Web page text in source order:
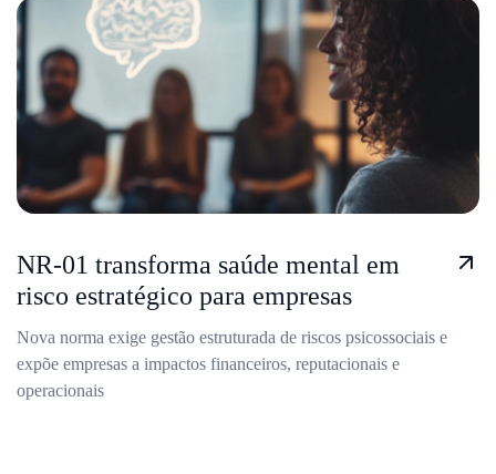
NR-01 transforma saúde mental em
risco estratégico para empresas
Nova norma exige gestão estruturada de riscos psicossociais e
expõe empresas a impactos financeiros, reputacionais e
operacionais